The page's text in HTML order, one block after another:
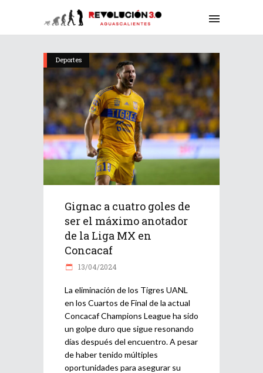
Deportes
Gignac a cuatro goles de
ser el máximo anotador
de la Liga MX en
Concacaf
13/04/2024
La eliminación de los Tigres UANL
en los Cuartos de Final de la actual
Concacaf Champions League ha sido
un golpe duro que sigue resonando
días después del encuentro. A pesar
de haber tenido múltiples
oportunidades para asegurar su